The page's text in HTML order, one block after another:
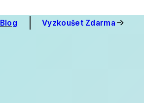
Blog Vyzkoušet Zdarma